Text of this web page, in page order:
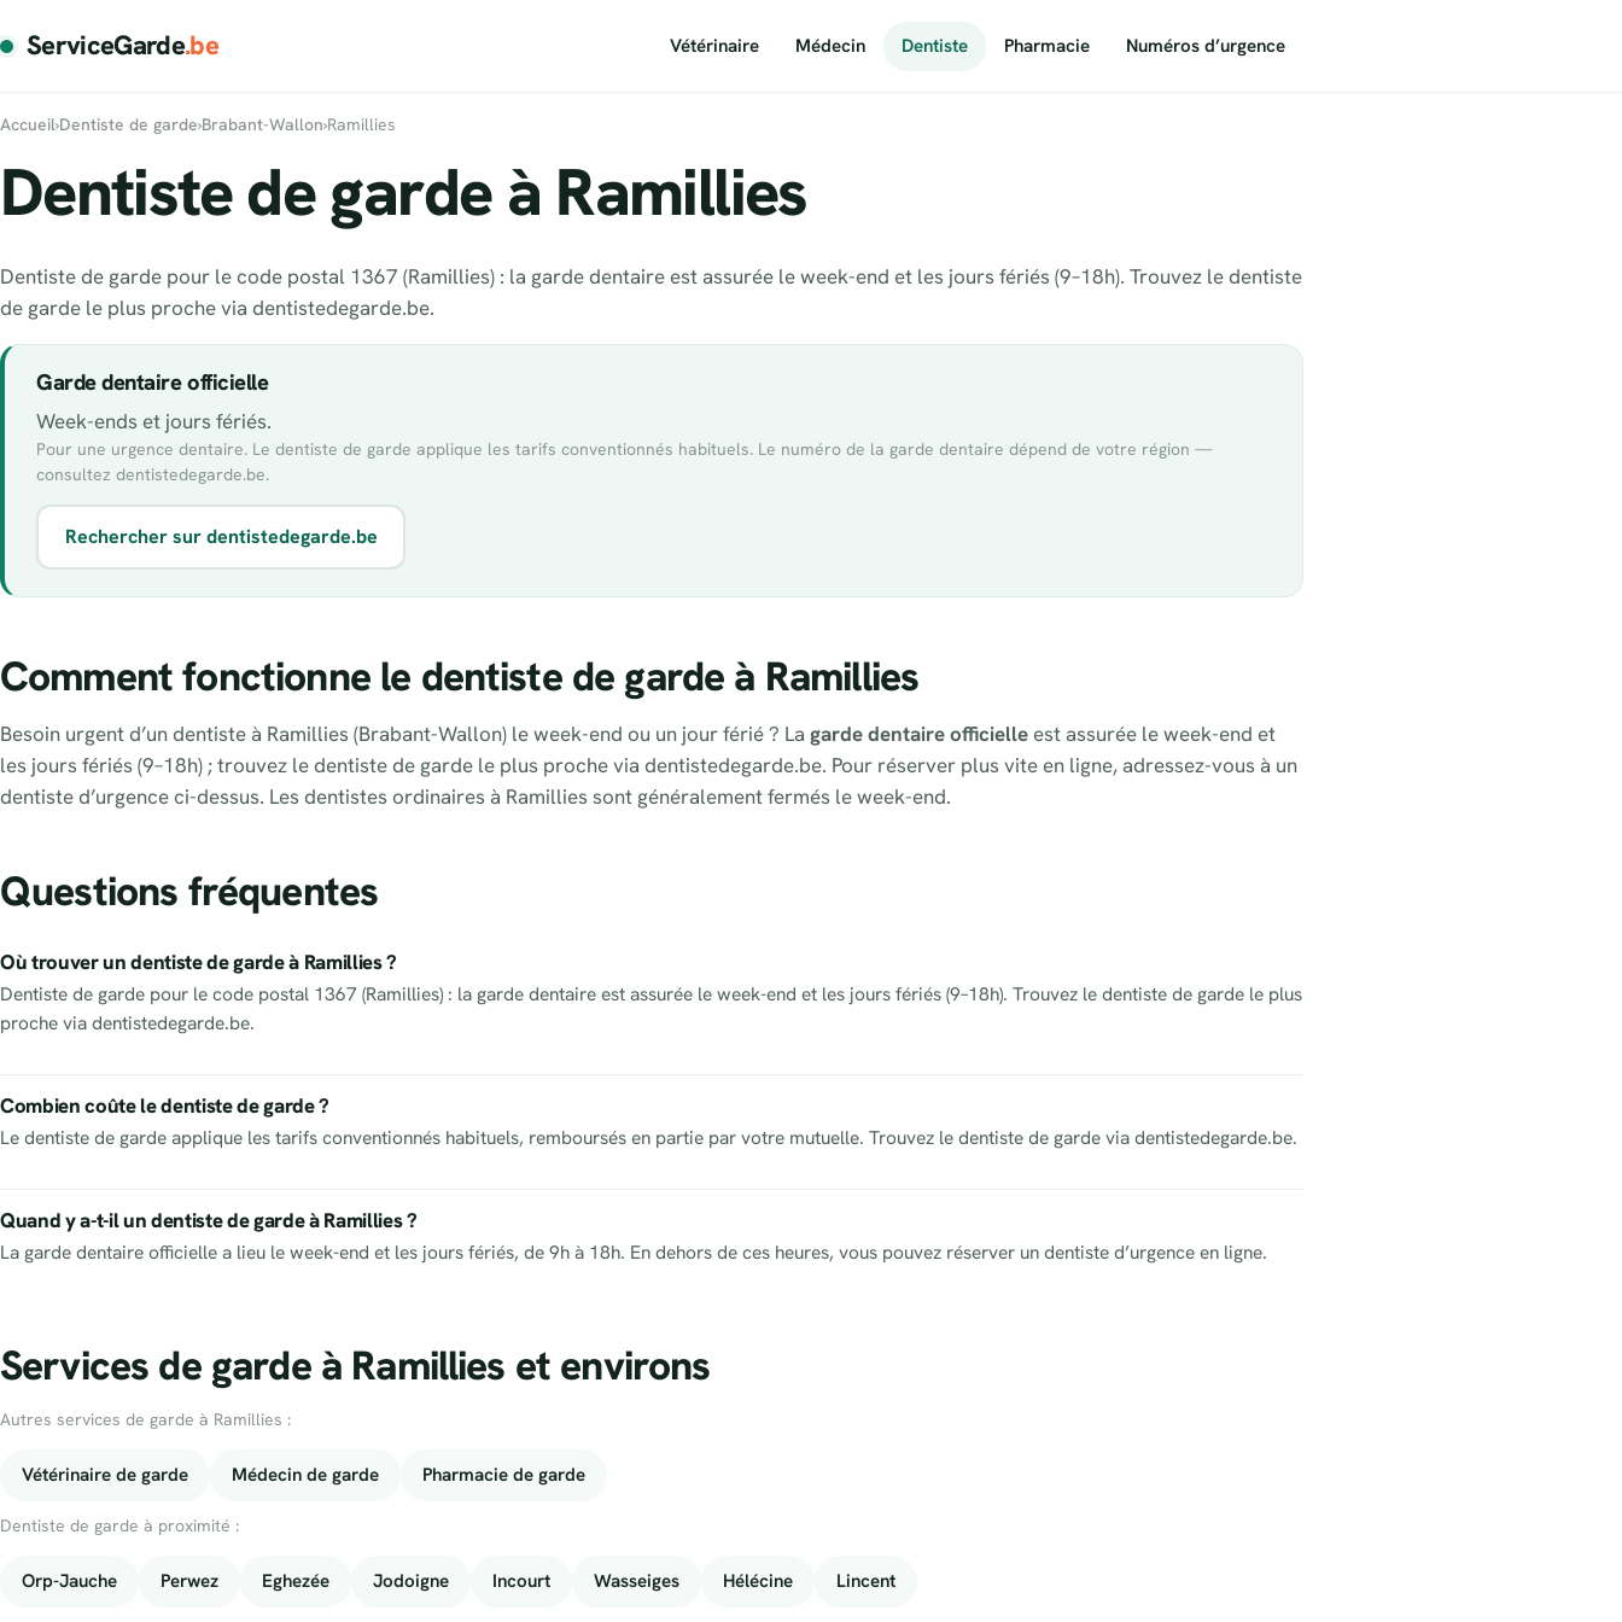
ServiceGarde.be Vétérinaire Médecin Dentiste Pharmacie Numéros d’urgence
Accueil›Dentiste de garde›Brabant-Wallon›Ramillies
Dentiste de garde à Ramillies
Dentiste de garde pour le code postal 1367 (Ramillies) : la garde dentaire est assurée le week-end et les jours fériés (9–18h). Trouvez le dentiste
de garde le plus proche via dentistedegarde.be.
Garde dentaire officielle
Week-ends et jours fériés.
Pour une urgence dentaire. Le dentiste de garde applique les tarifs conventionnés habituels. Le numéro de la garde dentaire dépend de votre région —
consultez dentistedegarde.be.
Rechercher sur dentistedegarde.be
Comment fonctionne le dentiste de garde à Ramillies
Besoin urgent d’un dentiste à Ramillies (Brabant-Wallon) le week-end ou un jour férié ? La garde dentaire officielle est assurée le week-end et
les jours fériés (9–18h) ; trouvez le dentiste de garde le plus proche via dentistedegarde.be. Pour réserver plus vite en ligne, adressez-vous à un
dentiste d’urgence ci-dessus. Les dentistes ordinaires à Ramillies sont généralement fermés le week-end.
Questions fréquentes
Où trouver un dentiste de garde à Ramillies ?
Dentiste de garde pour le code postal 1367 (Ramillies) : la garde dentaire est assurée le week-end et les jours fériés (9–18h). Trouvez le dentiste de garde le plus
proche via dentistedegarde.be.
Combien coûte le dentiste de garde ?
Le dentiste de garde applique les tarifs conventionnés habituels, remboursés en partie par votre mutuelle. Trouvez le dentiste de garde via dentistedegarde.be.
Quand y a-t-il un dentiste de garde à Ramillies ?
La garde dentaire officielle a lieu le week-end et les jours fériés, de 9h à 18h. En dehors de ces heures, vous pouvez réserver un dentiste d’urgence en ligne.
Services de garde à Ramillies et environs
Autres services de garde à Ramillies :
Vétérinaire de garde Médecin de garde Pharmacie de garde
Dentiste de garde à proximité :
Orp-Jauche Perwez Eghezée Jodoigne Incourt Wasseiges Hélécine Lincent